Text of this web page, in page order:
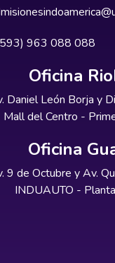
963 088 088
Oficina
Daniel León Borja y
Mall del Centro -
Oficina
9 de Octubre y Av.
INDUAUTO -